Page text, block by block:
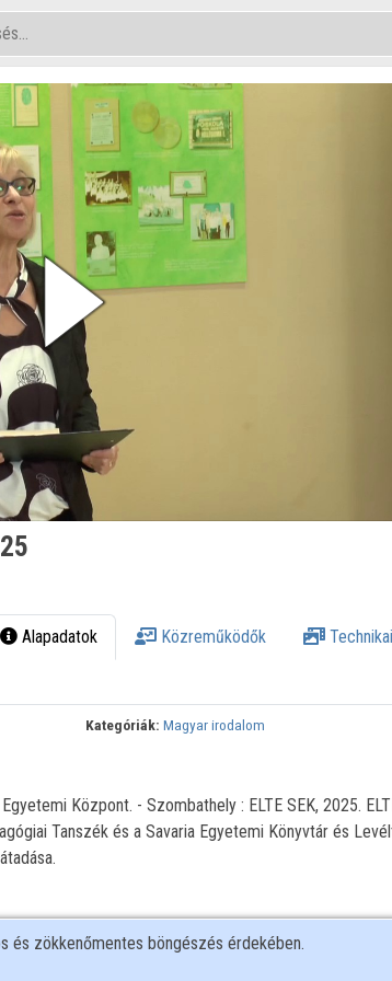
Alapadatok Közreműködők
Kategóriák: Magyar irodalom
Központ. - Szombathely : ELTE SEK, 2025.
Tanszék és a Savaria Egyetemi Könyvtár és
és zökkenőmentes böngészés érdekében.